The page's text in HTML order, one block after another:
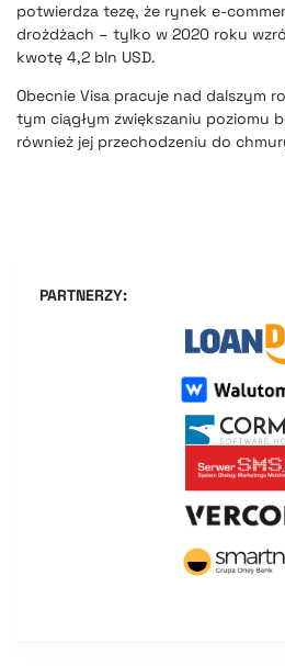
potwierdza tezę, że rynek e-
drożdżach – tylko w 2020 roku
kwotę 4,2 bln USD.
Obecnie Visa pracuje nad dalszym
tym ciągłym zwiększaniu poziomu
również jej przechodzeniu do
PARTNERZY: